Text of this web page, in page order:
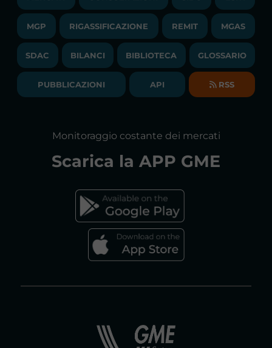
COMUNICATI/NEWS
NEWSLETTER
BILANCI DI ESERCIZIO
BANDI DI GARA E CONTRATTI
SOCIETA' TRASPARENTE
LIQUIDITY PROVIDERS
BIBLIOTECA
GLOSSARIO
DICHIARAZIONE DI ACCESSIBILITÀ
FAQs MERCATO ELETTRICO
MGP RIGASSIFICAZIONE REMIT MGAS
SDAC BILANCI BIBLIOTECA GLOSSARIO
PUBBLICAZIONI API RSS
Monitoraggio costante dei mercati
Scarica la APP GME